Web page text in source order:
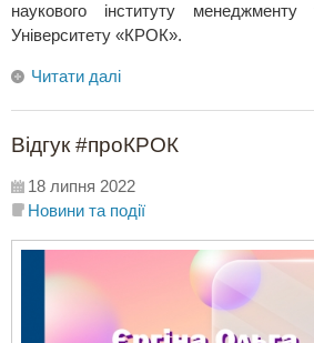
наукового інституту
Університету «КРОК».
Читати далі
Відгук #проКРОК
18 липня 2022
Новини та події